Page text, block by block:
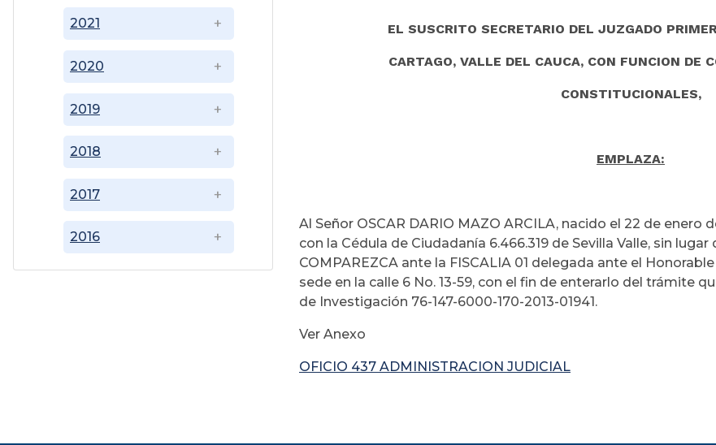
2016
2017
2018
2019
2020
2021 EL SUSCRITO SECRETARIO DEL JUZGADO
CARTAGO, VALLE DEL CAUCA, CON FUNCION DE
CONSTITUCIONALES,
EMPLAZA:
Al Señor OSCAR DARIO MAZO ARCILA, nacido el 22 de enero
con la Cédula de Ciudadanía 6.466.319 de Sevilla Valle, sin
COMPAREZCA ante la FISCALIA 01 delegada ante el
sede en la calle 6 No. 13-59, con el fin de enterarlo del trámite
de Investigación 76-147-6000-170-2013-01941.
Ver Anexo
OFICIO 437 ADMINISTRACION JUDICIAL